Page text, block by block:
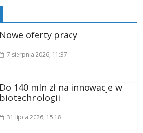
Nowe oferty pracy
7 sierpnia 2026, 11:37
Do 140 mln zł na innowacje w
biotechnologii
31 lipca 2026, 15:18